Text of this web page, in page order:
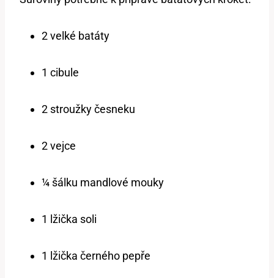
2 velké batáty
1 cibule
2 stroužky česneku
2 vejce
¼ šálku mandlové mouky
1 lžička soli
1 lžička černého pepře